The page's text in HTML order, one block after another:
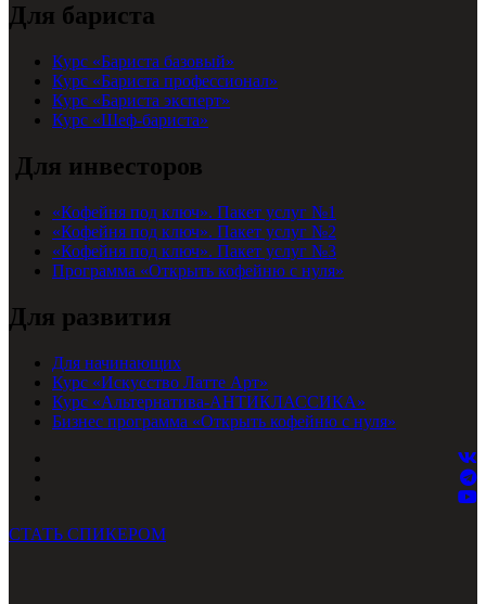
Для бариста
Курс «Бариста базовый»
Курс «Бариста профессионал»
Курс «Бариста эксперт»
Курс «Шеф-бариста»
Для инвесторов
«Кофейня под ключ». Пакет услуг №1
«Кофейня под ключ». Пакет услуг №2
«Кофейня под ключ». Пакет услуг №3
Программа «Открыть кофейню с нуля»
Для развития
Для начинающих
Курс «Искусство Латте Арт»
Курс «Альтернатива-АНТИКЛАССИКА»
Бизнес программа «Открыть кофейню с нуля»
СТАТЬ СПИКЕРОМ